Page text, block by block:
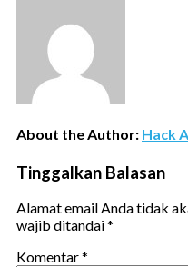
About the Author: Hack
Tinggalkan Balasan
Alamat email Anda tidak
wajib ditandai*
Komentar*